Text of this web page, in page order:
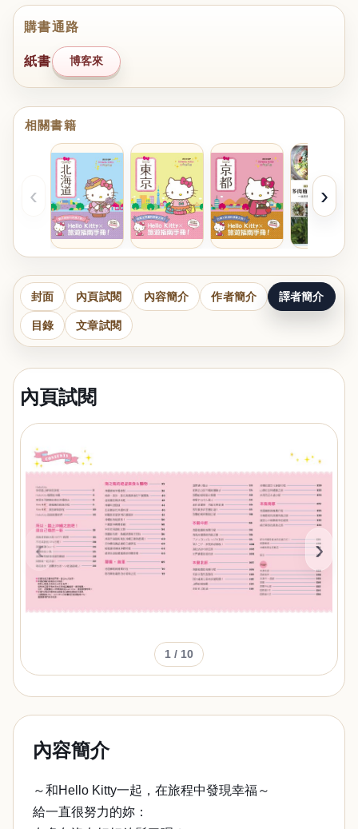
購書通路
紙書 博客來
相關書籍
‹ ›
封面 內頁試閱 內容簡介 作者簡介 譯者簡介
目錄 文章試閱
內頁試閱
‹ ›
1 / 10
內容簡介
～和Hello Kitty一起，在旅程中發現幸福～
給一直很努力的妳：